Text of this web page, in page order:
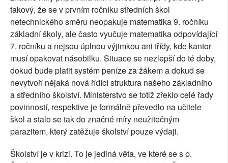
takový, že se v prvním ročníku středních škol
netechnického směru neopakuje matematika 9. ročníku
základní školy, ale často vyučuje matematika odpovídající
7. ročníku a nejsou úplnou výjimkou ani třídy, kde kantor
musí opakovat násobilku. Situace se nezlepší do té doby,
dokud bude platit systém peníze za žákem a dokud se
nevytvoří nějaká nová řídící struktura našeho základního
a středního školství. Ministerstvo se totiž zřeklo celé řady
povinností, respektive je formálně převedlo na učitele
škol a stalo se tak do značné míry neužitečným
parazitem, který zatěžuje školství pouze výdaji.
Školství je v krizi. To je jediná věta, ve které se s p.